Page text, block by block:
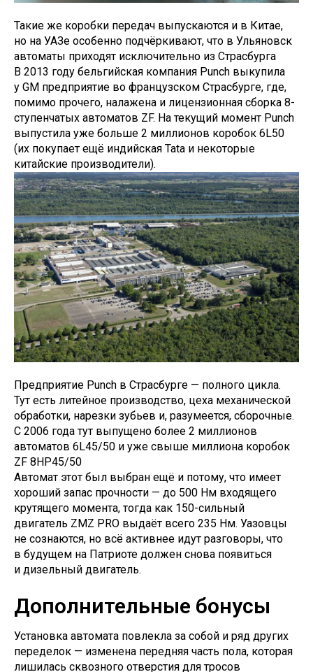
Такие же коробки передач выпускаются и в Китае,
но на УАЗе особенно подчёркивают, что в Ульяновск
автоматы приходят исключительно из Страсбурга
В 2013 году бельгийская компания Punch выкупила
у GM предприятие во французском Страсбурге, где,
помимо прочего, налажена и лицензионная сборка 8-
ступенчатых автоматов ZF. На текущий момент Punch
выпустила уже больше 2 миллионов коробок 6L50
(их покупает ещё индийская Tata и некоторые
китайские производители).
Предприятие Punch в Страсбурге — полного цикла.
Тут есть литейное производство, цеха механической
обработки, нарезки зубьев и, разумеется, сборочные.
С 2006 года тут выпущено более 2 миллионов
автоматов 6L45/50 и уже свыше миллиона коробок
ZF 8HP45/50
Автомат этот был выбран ещё и потому, что имеет
хороший запас прочности — до 500 Нм входящего
крутящего момента, тогда как 150-сильный
двигатель ZMZ PRO выдаёт всего 235 Нм. Уазовцы
не сознаются, но всё активнее идут разговоры, что
в будущем на Патриоте должен снова появиться
и дизельный двигатель.
Дополнительные бонусы
Установка автомата повлекла за собой и ряд других
переделок — изменена передняя часть пола, которая
лишилась сквозного отверстия для тросов